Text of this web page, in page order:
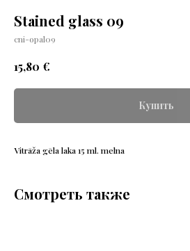
Stained glass 09
cni-opal09
15,80 €
Купить
Vitrāža gēla laka 15 ml. melna
Смотреть также